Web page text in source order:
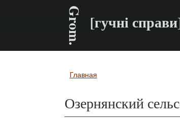
Grom. [гучні
Вы здесь
Главная
Озернянский